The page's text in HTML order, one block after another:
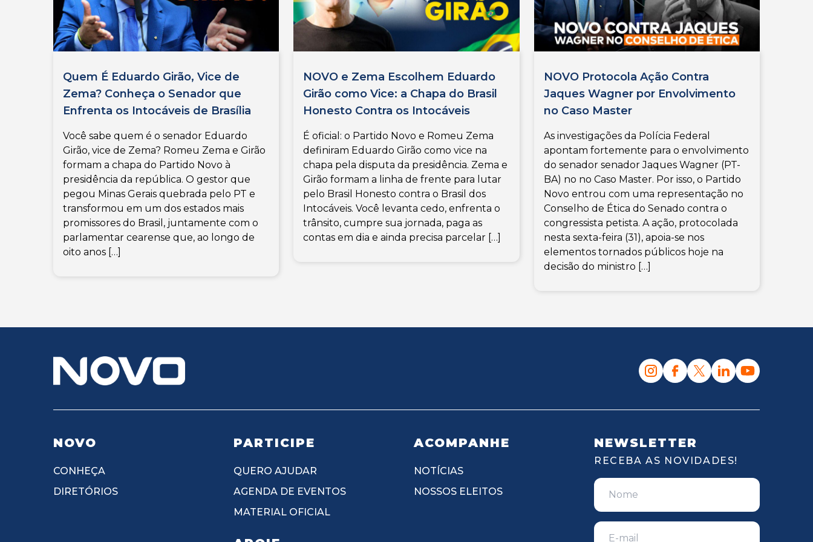
Quem É Eduardo Girão, Vice de
Zema? Conheça o Senador que
Enfrenta os Intocáveis de Brasília
Você sabe quem é o senador Eduardo
Girão, vice de Zema? Romeu Zema e Girão
formam a chapa do Partido Novo à
presidência da república. O gestor que
pegou Minas Gerais quebrada pelo PT e
transformou em um dos estados mais
promissores do Brasil, juntamente com o
parlamentar cearense que, ao longo de
oito anos […]
NOVO e Zema Escolhem Eduardo
Girão como Vice: a Chapa do Brasil
Honesto Contra os Intocáveis
É oficial: o Partido Novo e Romeu Zema
definiram Eduardo Girão como vice na
chapa pela disputa da presidência. Zema e
Girão formam a linha de frente para lutar
pelo Brasil Honesto contra o Brasil dos
Intocáveis. Você levanta cedo, enfrenta o
trânsito, cumpre sua jornada, paga as
contas em dia e ainda precisa parcelar […]
NOVO Protocola Ação Contra
Jaques Wagner por Envolvimento
no Caso Master
As investigações da Polícia Federal
apontam fortemente para o envolvimento
do senador senador Jaques Wagner (PT-
BA) no no Caso Master. Por isso, o Partido
Novo entrou com uma representação no
Conselho de Ética do Senado contra o
congressista petista. A ação, protocolada
nesta sexta-feira (31), apoia-se nos
elementos tornados públicos hoje na
decisão do ministro […]
NOVO
CONHEÇA
DIRETÓRIOS
PARTICIPE
QUERO AJUDAR
AGENDA DE EVENTOS
MATERIAL OFICIAL
ACOMPANHE
NOTÍCIAS
NOSSOS ELEITOS
NEWSLETTER
RECEBA AS NOVIDADES!